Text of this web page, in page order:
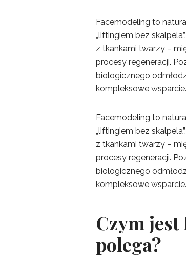
Facemodeling to
„liftingiem bez
z tkankami twarzy –
procesy regeneracji.
biologicznego
kompleksowe wsparcie.
Facemodeling to
„liftingiem bez
z tkankami twarzy –
procesy regeneracji.
biologicznego
kompleksowe wsparcie.
Czym
polega?